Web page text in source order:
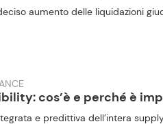
aumento delle liquidazioni
cos’è e perché è
e predittiva dell’intera